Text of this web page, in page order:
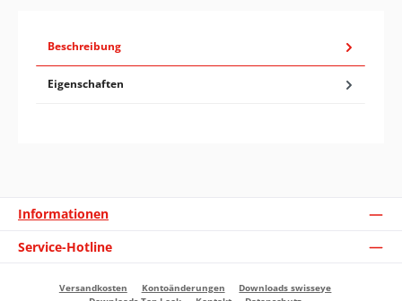
Beschreibung
Eigenschaften
Informationen
Service-Hotline
Versandkosten Kontoänderungen
Downloads swisseye